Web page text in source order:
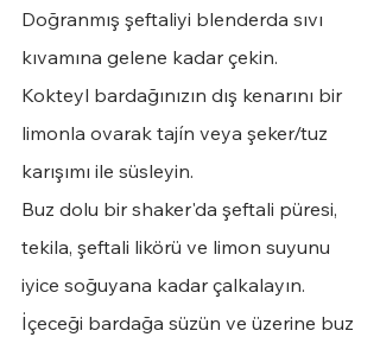
Doğranmış şeftaliyi blenderda sıvı
kıvamına gelene kadar çekin.
Kokteyl bardağınızın dış kenarını bir
limonla ovarak tajín veya şeker/tuz
karışımı ile süsleyin.
Buz dolu bir shaker'da şeftali püresi,
tekila, şeftali likörü ve limon suyunu
iyice soğuyana kadar çalkalayın.
İçeceği bardağa süzün ve üzerine buz